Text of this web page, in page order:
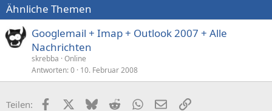
Ähnliche Themen
Googlemail + Imap + Outlook 2007 + Alle
Nachrichten
skrebba Online
Antworten 0 10. Februar 2008
Teilen: FacebookX (Twitter)
BlueskyRedditWhatsApp
E-MailLink